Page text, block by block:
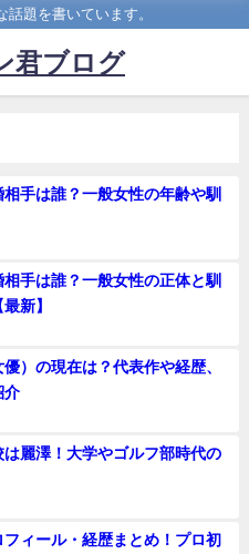
題を書いています。
君ブログ
手は誰？一般女性の年齢や馴
手は誰？一般女性の正体と馴
新】
）の現在は？代表作や経歴、
介
麗澤！大学やゴルフ部時代の
ィール・経歴まとめ！プロ初